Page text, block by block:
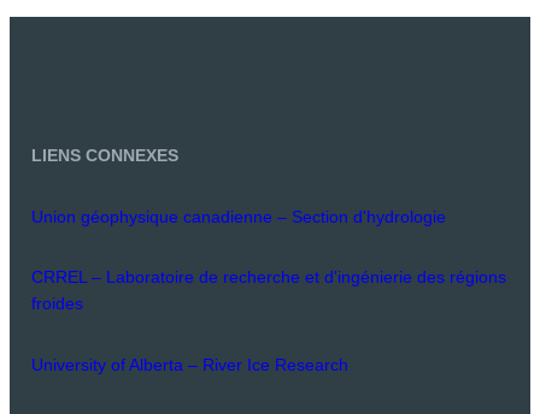
LIENS CONNEXES
Union géophysique canadienne – Section d'hydrologie
CRREL – Laboratoire de recherche et d'ingénierie des régions
froides
University of Alberta – River Ice Research